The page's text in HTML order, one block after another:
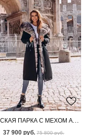
ЖЕНСКАЯ ПАРКА С МЕХОМ АУКЦИОННОГО ПЕСЦА ПОД СОБОЛЬ
37 900 руб. 75 800 руб.